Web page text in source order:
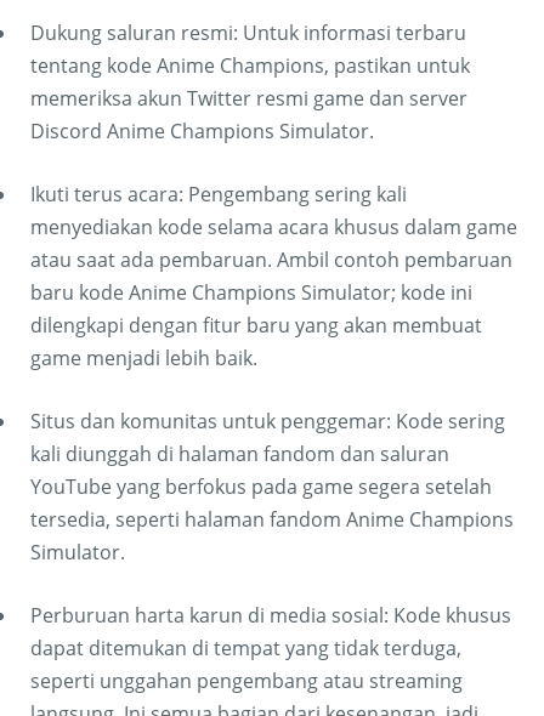
Dukung saluran resmi: Untuk informasi terbaru
tentang kode Anime Champions, pastikan untuk
memeriksa akun Twitter resmi game dan server
Discord Anime Champions Simulator.
Ikuti terus acara: Pengembang sering kali
menyediakan kode selama acara khusus dalam game
atau saat ada pembaruan. Ambil contoh pembaruan
baru kode Anime Champions Simulator; kode ini
dilengkapi dengan fitur baru yang akan membuat
game menjadi lebih baik.
Situs dan komunitas untuk penggemar: Kode sering
kali diunggah di halaman fandom dan saluran
YouTube yang berfokus pada game segera setelah
tersedia, seperti halaman fandom Anime Champions
Simulator.
Perburuan harta karun di media sosial: Kode khusus
dapat ditemukan di tempat yang tidak terduga,
seperti unggahan pengembang atau streaming